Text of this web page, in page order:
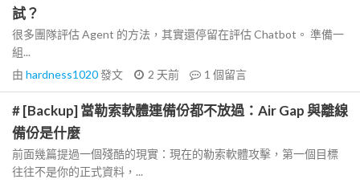
試？
很多團隊評估 Agent 的方法，其實還停留在評估 Chatbot。 準備一
組...
由 hardness1020發文 2 天前 1 個留言
# [Backup] 當勒索軟體連備份都不放過：Air Gap 與離線
備份是什麼
前面幾篇提過一個殘酷的現實：現在的勒索軟體攻擊，第一個目標
往往不是你的正式資料，...